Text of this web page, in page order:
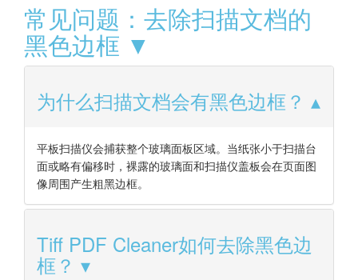
常见问题：去除扫描文档的
黑色边框 ▼
为什么扫描文档会有黑色边框？
平板扫描仪会捕获整个玻璃面板区域。当纸张小于扫描台
面或略有偏移时，裸露的玻璃面和扫描仪盖板会在页面图
像周围产生粗黑边框。
Tiff PDF Cleaner如何去除黑色边
框？